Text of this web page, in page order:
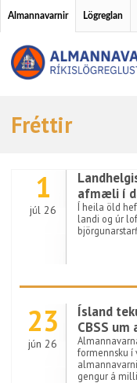
Almannavarnir Lögreglan
Fréttir
1
júl 26
afmæli í
Í heila öld
landi og úr
23
jún 26
Ísland
CBSS
formennsku í
gengur á